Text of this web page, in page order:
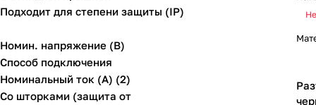
Подходит для степени защиты (IP)
Номин. напряжение (В)
Способ подключения
Номинальный ток (А) (2)
Со шторками (защита от